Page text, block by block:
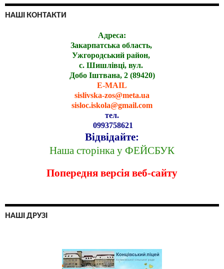
НАШІ КОНТАКТИ
Адреса:
Закарпатська область,
Ужгородський район,
с. Шишлівці, вул.
Добо Іштвана, 2 (89420)
E-MAIL
sislivska-zos@meta.ua
sisloc.iskola@gmail.com
тел.
0993758621
Відвідайте:
Наша сторінка у ФЕЙСБУК
Попередня версія веб-сайту
НАШІ ДРУЗІ